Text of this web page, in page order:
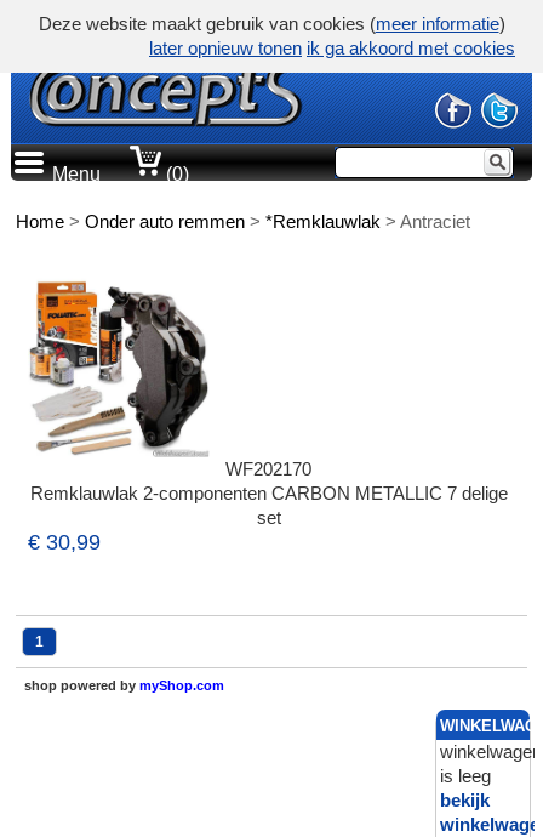
Menu (0)
Home >Onder auto remmen >*Remklauwlak >Antraciet
WF202170
Remklauwlak 2-componenten CARBON METALLIC 7 delige
set
€ 30,99
1
shop powered by myShop.com
winkelwagen
is leeg
bekijk
Deze website maakt gebruik van cookies (meer informatie)
later opnieuw tonen ik ga akkoord met cookies